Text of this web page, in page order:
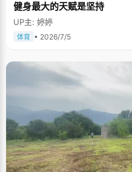
健身最大的天赋是坚持
UP主: 婷婷
体育 • 2026/7/5